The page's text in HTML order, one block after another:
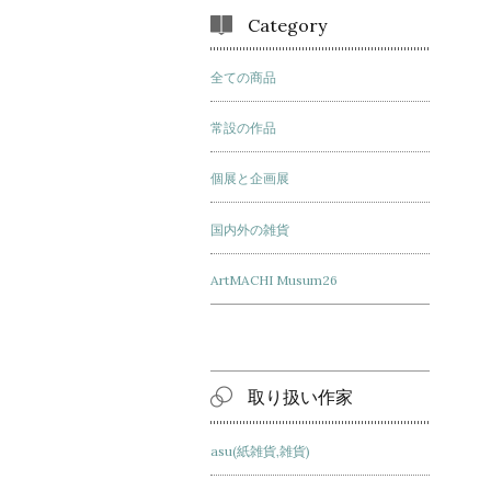
Category
全ての商品
常設の作品
個展と企画展
国内外の雑貨
ArtMACHI Musum26
取り扱い作家
asu(紙雑貨,雑貨)